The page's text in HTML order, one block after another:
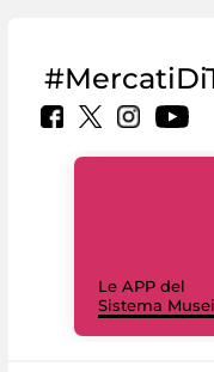
Le APP del
Sistema Musei